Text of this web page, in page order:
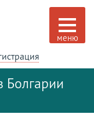
Болгарии